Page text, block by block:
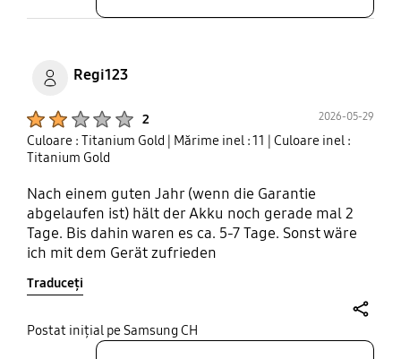
Regi123
2 2026-05-29
Culoare : Titanium Gold | Mărime inel : 11 | Culoare inel :
Titanium Gold
Nach einem guten Jahr (wenn die Garantie
abgelaufen ist) hält der Akku noch gerade mal 2
Tage. Bis dahin waren es ca. 5-7 Tage. Sonst wäre
ich mit dem Gerät zufrieden
Traduceți
Postat inițial pe Samsung CH